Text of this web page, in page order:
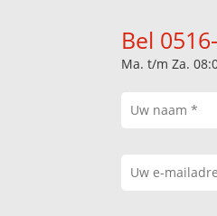
Bel
Ma. t/m Za.